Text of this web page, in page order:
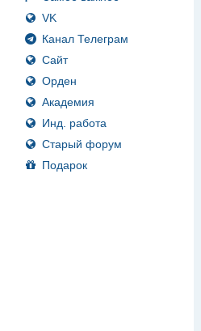
VK
Канал Телеграм
Сайт
Орден
Академия
Инд. работа
Старый форум
Подарок